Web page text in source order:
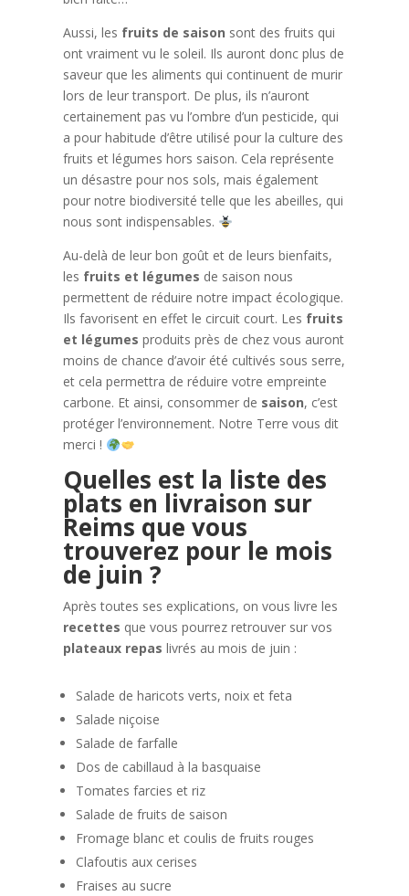
Aussi, les fruits de saison sont des fruits qui
ont vraiment vu le soleil. Ils auront donc plus de
saveur que les aliments qui continuent de murir
lors de leur transport. De plus, ils n’auront
certainement pas vu l’ombre d’un pesticide, qui
a pour habitude d’être utilisé pour la culture des
fruits et légumes hors saison. Cela représente
un désastre pour nos sols, mais également
pour notre biodiversité telle que les abeilles, qui
nous sont indispensables.
Au-delà de leur bon goût et de leurs bienfaits,
les fruits et légumes de saison nous
permettent de réduire notre impact écologique.
Ils favorisent en effet le circuit court. Les fruits
et légumes produits près de chez vous auront
moins de chance d’avoir été cultivés sous serre,
et cela permettra de réduire votre empreinte
carbone. Et ainsi, consommer de saison, c’est
protéger l’environnement. Notre Terre vous dit
merci !
Quelles est la liste des
plats en livraison sur
Reims que vous
trouverez pour le mois
de juin ?
Après toutes ses explications, on vous livre les
recettes que vous pourrez retrouver sur vos
plateaux repas livrés au mois de juin :
Salade de haricots verts, noix et feta
Salade niçoise
Salade de farfalle
Dos de cabillaud à la basquaise
Tomates farcies et riz
Salade de fruits de saison
Fromage blanc et coulis de fruits rouges
Clafoutis aux cerises
Fraises au sucre